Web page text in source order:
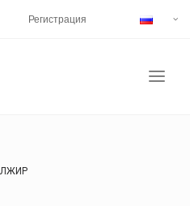
Регистрация